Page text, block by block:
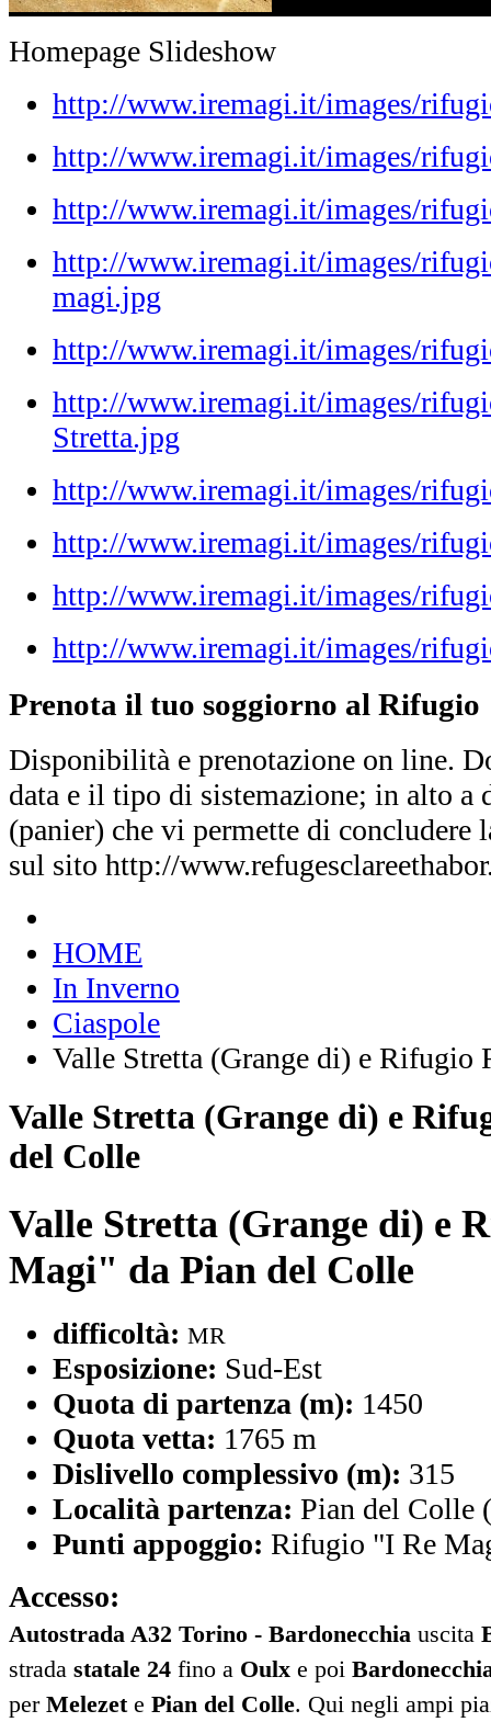
Homepage Slideshow
http://www.iremagi.it/images/
http://www.iremagi.it/images/
http://www.iremagi.it/images/
http://www.iremagi.it/images/
magi.jpg
http://www.iremagi.it/images/
http://www.iremagi.it/images/
Stretta.jpg
http://www.iremagi.it/images/
http://www.iremagi.it/images/
http://www.iremagi.it/images/
http://www.iremagi.it/images/
Prenota il tuo soggiorno al
Disponibilità e prenotazione on line.
data e il tipo di sistemazione; in alto a
(panier) che vi permette di concludere
sul sito http://
HOME
In Inverno
Ciaspole
Valle Stretta (Grange di) e Rifugio
Valle Stretta (Grange di) e
del Colle
Valle Stretta (Grange di) e
Magi" da Pian del Colle
difficoltà: MR
Esposizione: Sud-Est
Quota di partenza (m): 1450
Quota vetta: 1765 m
Dislivello complessivo (m): 315
Località partenza: Pian del Colle
Punti appoggio: Rifugio "I Re
Accesso:
Autostrada A32 Torino - Bardonecchia uscita
strada statale 24 fino a Oulx e poi
per Melezete Pian del Colle. Qui negli ampi